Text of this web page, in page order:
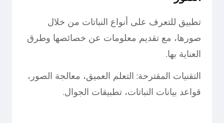
تطبيق للتعرف على أنواع النباتات من خلال
صورها، مع تقديم معلومات عن خصائصها وطرق
العناية بها.
التقنيات المقترحة: التعلم العميق، معالجة الصور،
قواعد بيانات النباتات، تطبيقات الجوال.